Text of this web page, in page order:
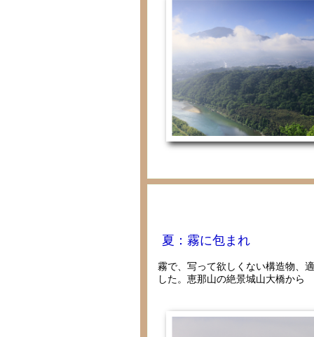
夏：霧に包まれ
霧で、写って欲しくない構造物、
した。恵那山の絶景城山大橋から